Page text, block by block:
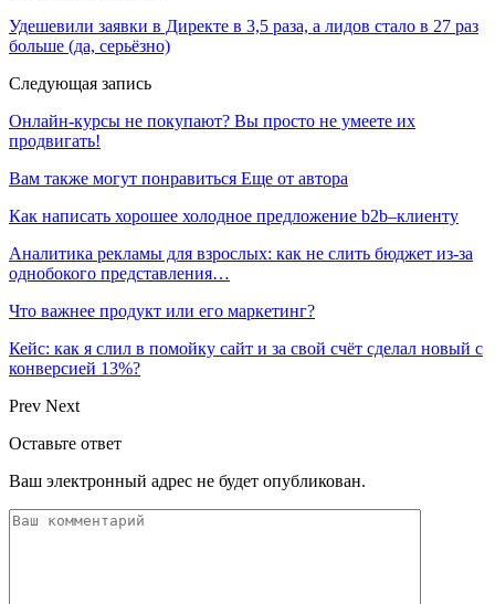
Удешевили заявки в Директе в 3,5 раза, а лидов стало в 27 раз
больше (да, серьёзно)
Следующая запись
Онлайн-курсы не покупают? Вы просто не умеете их
продвигать!
Вам также могут понравиться Еще от автора
Как написать хорошее холодное предложение b2b–клиенту
Аналитика рекламы для взрослых: как не слить бюджет из-за
однобокого представления…
Что важнее продукт или его маркетинг?
Кейс: как я слил в помойку сайт и за свой счёт сделал новый с
конверсией 13%?
Prev Next
Оставьте ответ
Ваш электронный адрес не будет опубликован.